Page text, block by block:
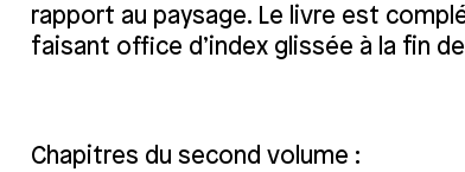
rapport au paysage. Le livre est
faisant office d’index glissée à la fin de
Chapitres du second volume :